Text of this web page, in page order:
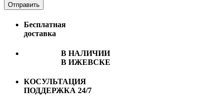
Отправить
Бесплатная
доставка
В НАЛИЧИИ
В ИЖЕВСКЕ
КОСУЛЬТАЦИЯ
ПОДДЕРЖКА 24/7